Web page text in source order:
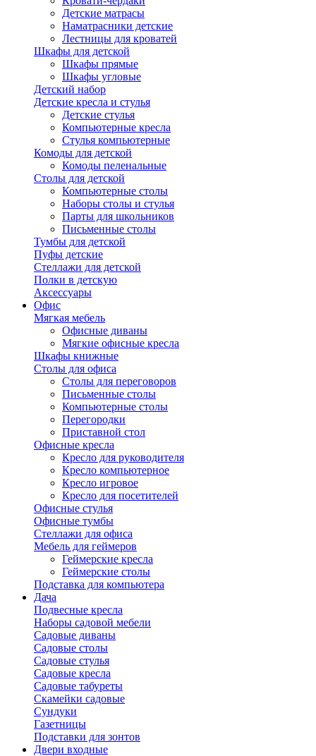
Детские матрасы
Наматрасники детские
Лестницы для кроватей
Шкафы для детской
Шкафы прямые
Шкафы угловые
Детский набор
Детские кресла и стулья
Детские стулья
Компьютерные кресла
Стулья компьютерные
Комоды для детской
Комоды пеленальные
Столы для детской
Компьютерные столы
Наборы столы и стулья
Парты для школьников
Письменные столы
Тумбы для детской
Пуфы детские
Стеллажи для детской
Полки в детскую
Аксессуары
Офис
Мягкая мебель
Офисные диваны
Мягкие офисные кресла
Шкафы книжные
Столы для офиса
Столы для переговоров
Письменные столы
Компьютерные столы
Перегородки
Приставной стол
Офисные кресла
Кресло для руководителя
Кресло компьютерное
Кресло игровое
Кресло для посетителей
Офисные стулья
Офисные тумбы
Стеллажи для офиса
Мебель для геймеров
Геймерские кресла
Геймерские столы
Подставка для компьютера
Дача
Подвесные кресла
Наборы садовой мебели
Садовые диваны
Садовые столы
Садовые стулья
Садовые кресла
Садовые табуреты
Скамейки садовые
Сундуки
Газетницы
Подставки для зонтов
Двери входные